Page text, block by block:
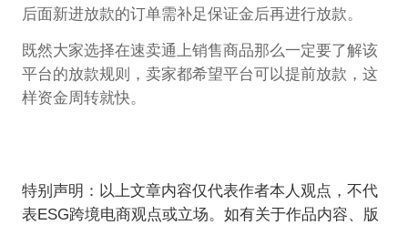
后面新进放款的订单需补足保证金后再进行放款。
既然大家选择在速卖通上销售商品那么一定要了解该
平台的放款规则，卖家都希望平台可以提前放款，这
样资金周转就快。
特别声明：以上文章内容仅代表作者本人观点，不代
表ESG跨境电商观点或立场。如有关于作品内容、版